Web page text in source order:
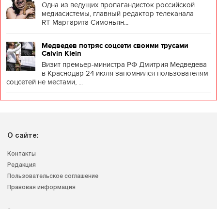
Одна из ведущих пропагандисток российской
медиасистемы, главный редактор телеканала
RT Маргарита Симоньян...
Медведев потряс соцсети своими трусами
Calvin Klein
Визит премьер-министра РФ Дмитрия Медведева
в Краснодар 24 июля запомнился пользователям
соцсетей не местами, ...
О сайте:
Контакты
Редакция
Пользовательское соглашение
Правовая информация